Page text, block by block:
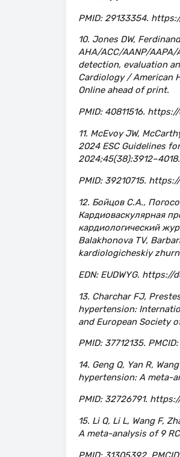
PMID: 29133354.
10. Jones DW,
AHA/ACC/AANP/
detection, evaluation
Cardiology / American
Online ahead of print.
PMID: 40811516.
11. McEvoy JW,
2024 ESC Guidelines
2024;45(38):3912–4018.
PMID: 39210715.
12. Бойцов С.А.,
Кардиоваскулярная
кардиологический
Balakhonova TV,
kardiologicheskiy
EDN: EUDWYG.
13. Charchar FJ,
hypertension:
and European Society
PMID: 37712135.
14. Geng Q, Yan R,
hypertension: A meta-
PMID: 32726791.
15. Li Q, Li L, Wang F,
A meta-analysis of 9